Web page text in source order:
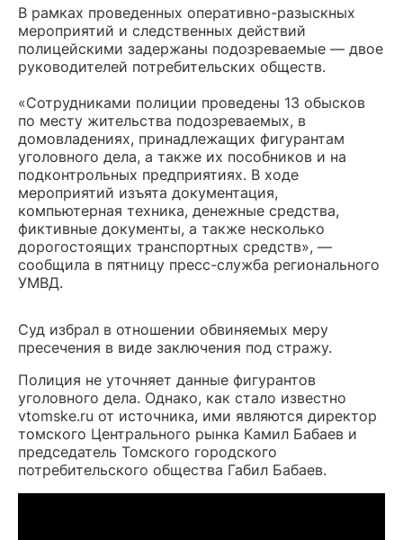
В рамках проведенных оперативно-разыскных
мероприятий и следственных действий
полицейскими задержаны подозреваемые — двое
руководителей потребительских обществ.
«Сотрудниками полиции проведены 13 обысков
по месту жительства подозреваемых, в
домовладениях, принадлежащих фигурантам
уголовного дела, а также их пособников и на
подконтрольных предприятиях. В ходе
мероприятий изъята документация,
компьютерная техника, денежные средства,
фиктивные документы, а также несколько
дорогостоящих транспортных средств», —
сообщила в пятницу пресс-служба регионального
УМВД.
Суд избрал в отношении обвиняемых меру
пресечения в виде заключения под стражу.
Полиция не уточняет данные фигурантов
уголовного дела. Однако, как стало известно
vtomske.ru от источника, ими являются директор
томского Центрального рынка Камил Бабаев и
председатель Томского городского
потребительского общества Габил Бабаев.